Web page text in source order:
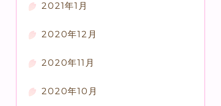
2021年1月
2020年12月
2020年11月
2020年10月